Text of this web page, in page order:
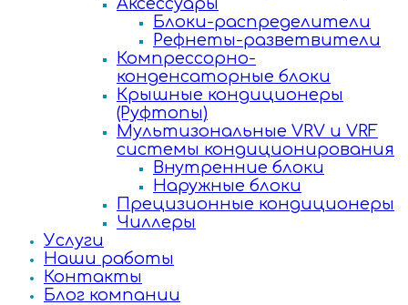
Аксессуары
Блоки-распределители
Рефнеты-разветвители
Компрессорно-
конденсаторные блоки
Крышные кондиционеры
(Руфтопы)
Мультизональные VRV и VRF
системы кондиционирования
Внутренние блоки
Наружные блоки
Прецизионные кондиционеры
Чиллеры
Услуги
Наши работы
Контакты
Блог компании